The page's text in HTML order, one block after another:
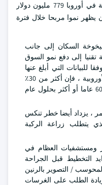
بلغ حجم سوق زراعة الركبة الشخصية في أوروبا 779 مليون دولار
المتوقع أن يظهر نموا مربحا خلال فترة
السكان إلى جانب
تقنيا إلى دفع نمو السوق
للبيانات التي أبلغ عنها
المكتب الإحصائي للجماعات الأوروبية ، فإن أكثر من 30٪
من الأوروبيين ستبلغ أعمارهم 60 عاما أو أكثر بحلول عام
، يزداد أيضا خطر تنكس
يتطلب زراعة الركبة
ومستشفيات العظام في
التخطيط قبل الجراحة
/ التصوير بالرنين
الطلب على الغرسات